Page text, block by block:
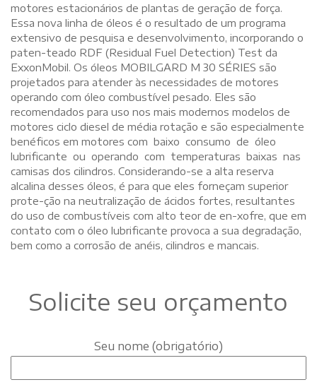
motores estacionários de plantas de geração de força.
Essa nova linha de óleos é o resultado de um programa
extensivo de pesquisa e desenvolvimento, incorporando o
paten-teado RDF (Residual Fuel Detection) Test da
ExxonMobil. Os óleos MOBILGARD M 30 SÉRIES são
projetados para atender às necessidades de motores
operando com óleo combustível pesado. Eles são
recomendados para uso nos mais modernos modelos de
motores ciclo diesel de média rotação e são especialmente
benéficos em motores com baixo consumo de óleo
lubrificante ou operando com temperaturas baixas nas
camisas dos cilindros. Considerando-se a alta reserva
alcalina desses óleos, é para que eles forneçam superior
prote-ção na neutralização de ácidos fortes, resultantes
do uso de combustíveis com alto teor de en-xofre, que em
contato com o óleo lubrificante provoca a sua degradação,
bem como a corrosão de anéis, cilindros e mancais.
Solicite seu orçamento
Seu nome (obrigatório)